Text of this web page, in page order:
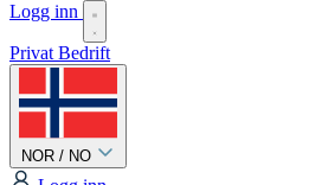
Logg inn
Privat Bedrift
NOR / NO